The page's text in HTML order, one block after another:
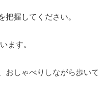
把握してください。
ます。
おしゃべりしながら歩いて